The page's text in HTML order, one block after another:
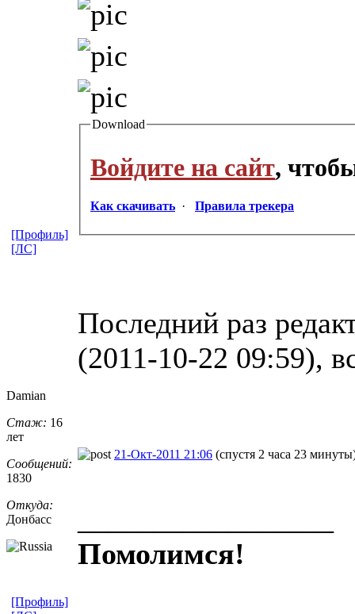
Download
Войдите на сайт,
Как скачивать · Правила трекера
Последний раз
(2011-10-22 09:59),
[Профиль]
[ЛС]
Damian
Стаж: 16
лет
Сообщений:
1830
Откуда:
Донбасс
21-Окт-2011 21:06 (спустя 2 часа 23
Помолимся!
[Профиль]